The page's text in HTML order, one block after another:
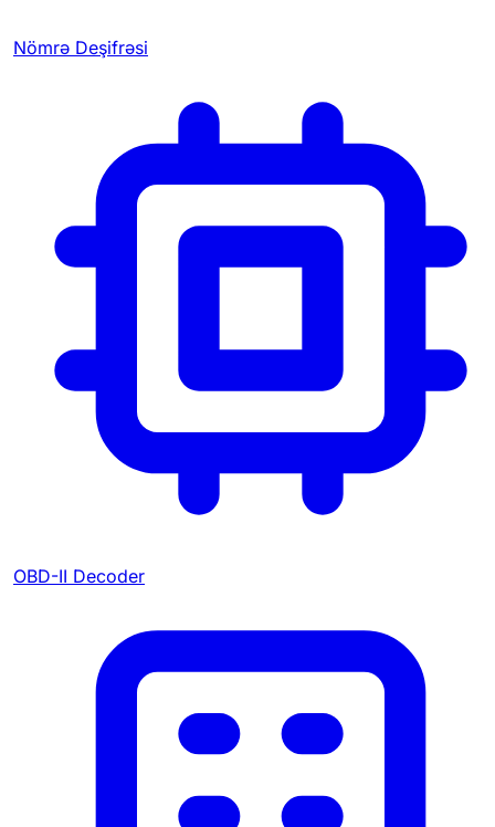
Nömrə Deşifrəsi
OBD-II Decoder